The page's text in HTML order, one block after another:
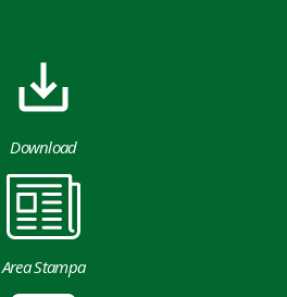
Download
Area Stampa